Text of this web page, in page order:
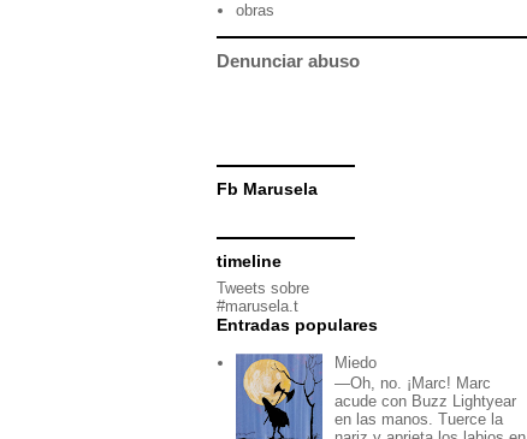
obras
Denunciar abuso
Fb Marusela
timeline
Tweets sobre
#marusela.t
Entradas populares
Miedo
—Oh, no. ¡Marc! Marc
acude con Buzz Lightyear
en las manos. Tuerce la